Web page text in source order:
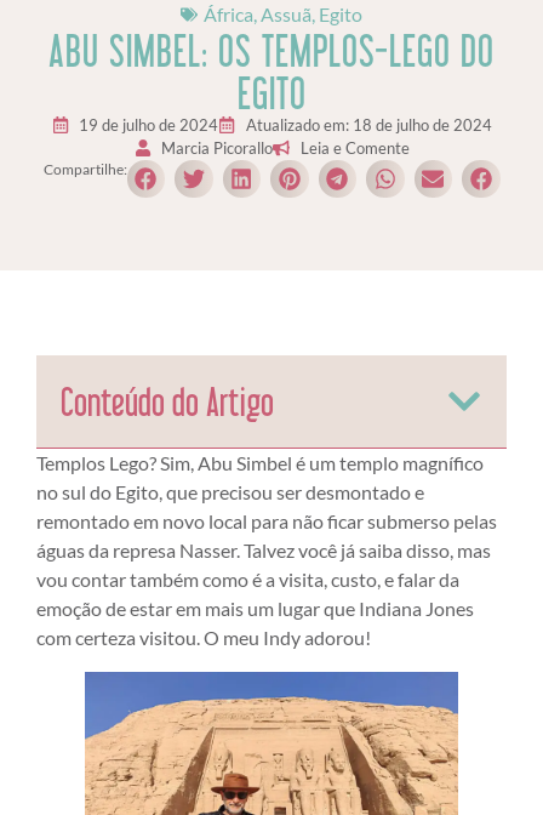
África Assuã Egito
ABU SIMBEL: OS TEMPLOS-LEGO DO
EGITO
19 de julho de 2024
Atualizado em: 18 de julho de 2024
Marcia Picorallo
Leia e Comente
Compartilhe:
Conteúdo do Artigo
Templos Lego? Sim, Abu Simbel é um templo magnífico
no sul do Egito, que precisou ser desmontado e
remontado em novo local para não ficar submerso pelas
águas da represa Nasser. Talvez você já saiba disso, mas
vou contar também como é a visita, custo, e falar da
emoção de estar em mais um lugar que Indiana Jones
com certeza visitou. O meu Indy adorou!